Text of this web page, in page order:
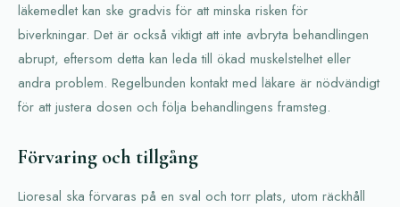
läkemedlet kan ske gradvis för att minska risken för
biverkningar. Det är också viktigt att inte avbryta behandlingen
abrupt, eftersom detta kan leda till ökad muskelstelhet eller
andra problem. Regelbunden kontakt med läkare är nödvändigt
för att justera dosen och följa behandlingens framsteg.
Förvaring och tillgång
Lioresal ska förvaras på en sval och torr plats, utom räckhåll